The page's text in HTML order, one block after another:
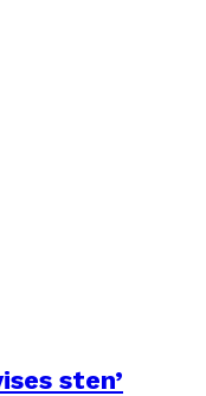
sten’